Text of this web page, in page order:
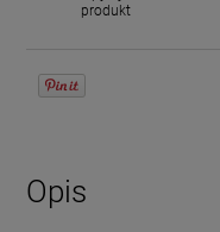
produkt
Opis